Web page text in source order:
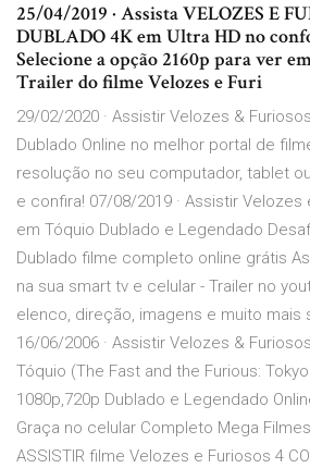
25/04/2019 · Assista VELOZES E
DUBLADO 4K em Ultra HD no
Selecione a opção 2160p para ver
Trailer do filme Velozes e Furi
29/02/2020 · Assistir Velozes &
Dublado Online no melhor portal de
resolução no seu computador, tablet
e confira! 07/08/2019 · Assistir Velozes
em Tóquio Dublado e Legendado
Dublado filme completo online grátis
na sua smart tv e celular - Trailer no
elenco, direção, imagens e muito mais
16/06/2006 · Assistir Velozes &
Tóquio (The Fast and the Furious:
1080p,720p Dublado e Legendado
Graça no celular Completo Mega
ASSISTIR filme Velozes e Furiosos 4